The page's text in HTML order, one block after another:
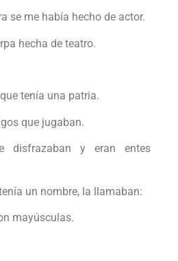
se me había hecho de actor.
hecha de teatro.
tenía una patria.
que jugaban.
disfrazaban y eran entes
un nombre, la llamaban:
mayúsculas.